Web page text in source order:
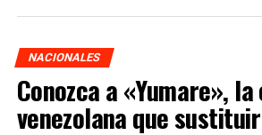
NACIONALES
Conozca a «Yumare»,
venezolana que